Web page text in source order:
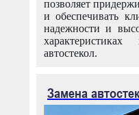
позволяет
и обеспечивать
надежности и
автостекол.
Замена